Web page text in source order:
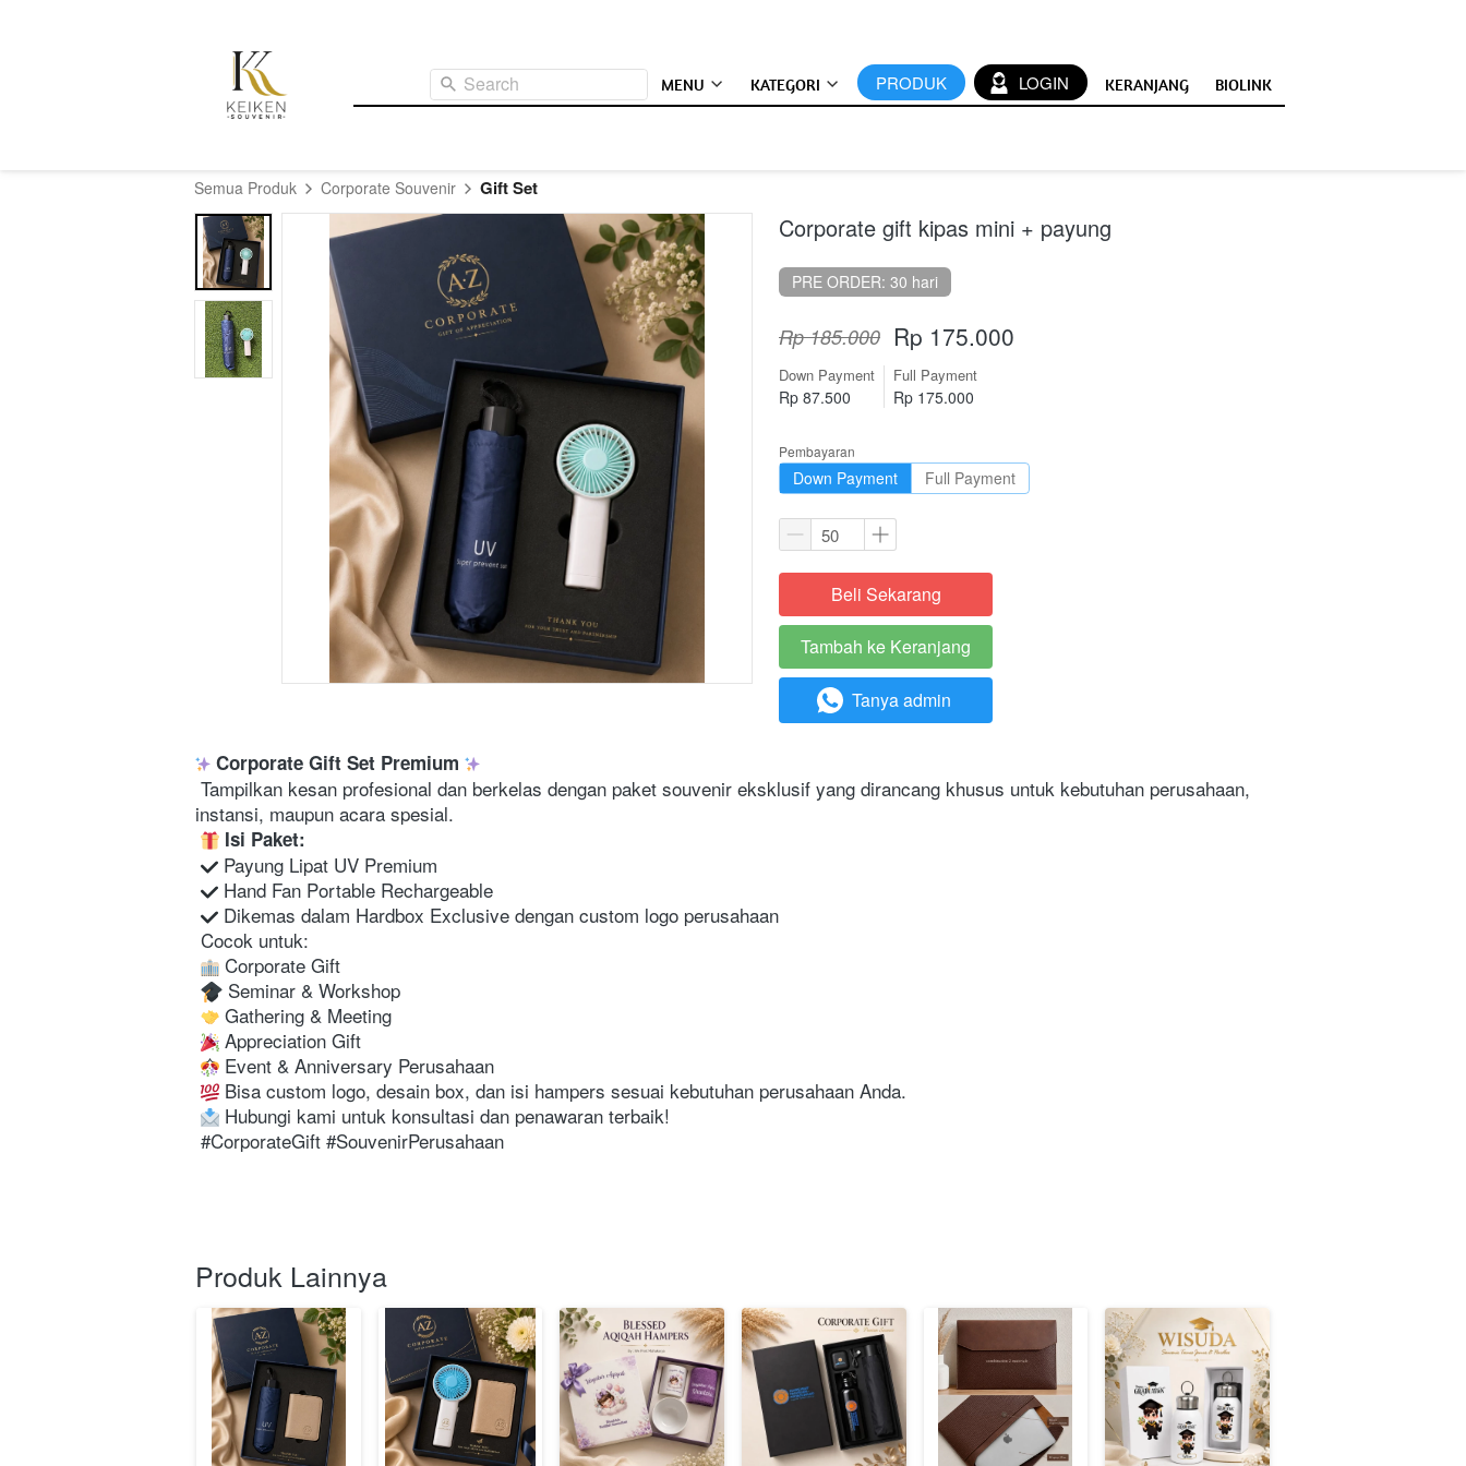
Search MENU KATEGORI `PRODUK ` LOGIN KERANJANG BIOLINK
Semua Produk Corporate Souvenir Gift Set
Corporate gift kipas mini + payung
PRE ORDER: 30 hari
Rp 185.000 Rp 175.000
Down Payment
Rp 87.500
Full Payment
Rp 175.000
Pembayaran
Down Payment Full Payment
`Beli Sekarang
`
Tambah ke Keranjang
` Tanya admin
Corporate Gift Set Premium
instansi, maupun acara spesial.
Isi Paket:
Payung Lipat UV Premium
Hand Fan Portable Rechargeable
Dikemas dalam Hardbox Exclusive dengan custom logo perusahaan
Corporate Gift
Seminar & Workshop
Gathering & Meeting
Appreciation Gift
Event & Anniversary Perusahaan
Bisa custom logo, desain box, dan isi hampers sesuai kebutuhan perusahaan Anda.
Hubungi kami untuk konsultasi dan penawaran terbaik!
Produk Lainnya